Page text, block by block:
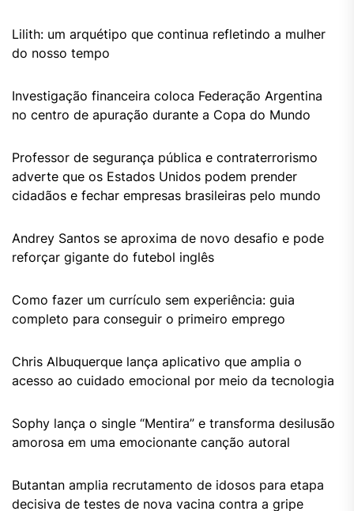
Lilith: um arquétipo que continua refletindo a mulher
do nosso tempo
Investigação financeira coloca Federação Argentina
no centro de apuração durante a Copa do Mundo
Professor de segurança pública e contraterrorismo
adverte que os Estados Unidos podem prender
cidadãos e fechar empresas brasileiras pelo mundo
Andrey Santos se aproxima de novo desafio e pode
reforçar gigante do futebol inglês
Como fazer um currículo sem experiência: guia
completo para conseguir o primeiro emprego
Chris Albuquerque lança aplicativo que amplia o
acesso ao cuidado emocional por meio da tecnologia
Sophy lança o single “Mentira” e transforma desilusão
amorosa em uma emocionante canção autoral
Butantan amplia recrutamento de idosos para etapa
decisiva de testes de nova vacina contra a gripe